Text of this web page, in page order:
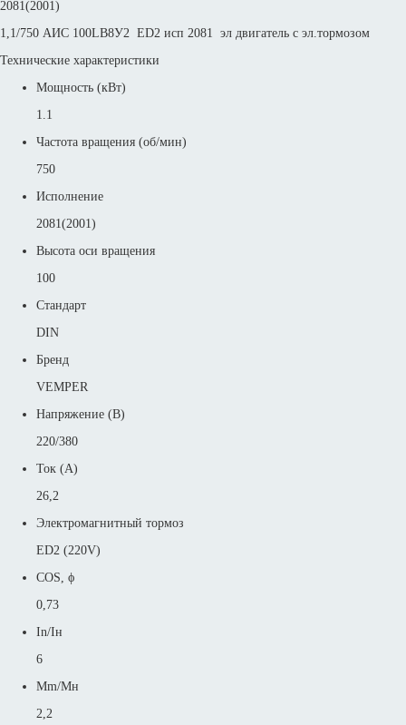
2081(2001)
1,1/750 АИС 100LВ8У2 ED2 исп 2081 эл двигатель с эл.тормозом
Технические характеристики
Мощность (кВт)
1.1
Частота вращения (об/мин)
750
Исполнение
2081(2001)
Высота оси вращения
100
Стандарт
DIN
Бренд
VEMPER
Напряжение (В)
220/380
Ток (А)
26,2
Электромагнитный тормоз
ED2 (220V)
COS, ϕ
0,73
In/Iн
6
Mm/Mн
2,2